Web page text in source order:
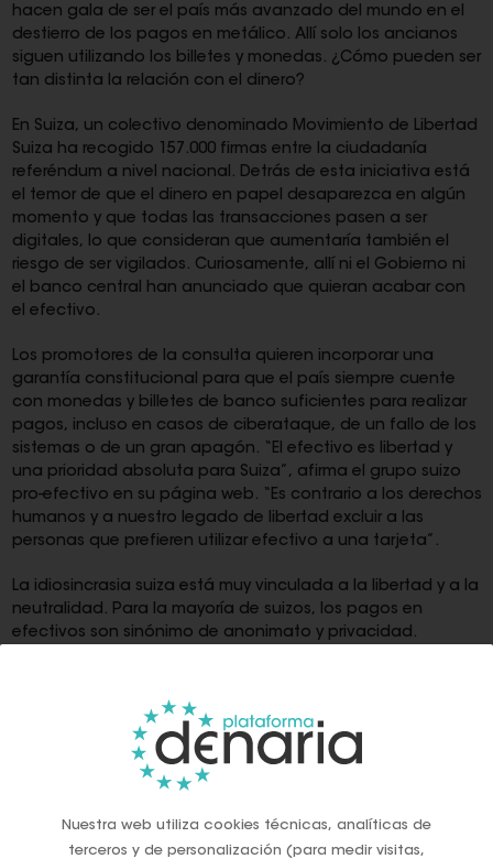
hacen gala de ser el país más avanzado del mundo en el
destierro de los pagos en metálico. Allí solo los ancianos
siguen utilizando los billetes y monedas. ¿Cómo pueden ser
tan distinta la relación con el dinero?
En Suiza, un colectivo denominado Movimiento de Libertad
Suiza ha recogido 157.000 firmas entre la ciudadanía
referéndum a nivel nacional. Detrás de esta iniciativa está
el temor de que el dinero en papel desaparezca en algún
momento y que todas las transacciones pasen a ser
digitales, lo que consideran que aumentaría también el
riesgo de ser vigilados. Curiosamente, allí ni el Gobierno ni
el banco central han anunciado que quieran acabar con
el efectivo.
Los promotores de la consulta quieren incorporar una
garantía constitucional para que el país siempre cuente
con monedas y billetes de banco suficientes para realizar
pagos, incluso en casos de ciberataque, de un fallo de los
sistemas o de un gran apagón. “El efectivo es libertad y
una prioridad absoluta para Suiza”, afirma el grupo suizo
pro-efectivo en su página web. “Es contrario a los derechos
humanos y a nuestro legado de libertad excluir a las
personas que prefieren utilizar efectivo a una tarjeta”.
La idiosincrasia suiza está muy vinculada a la libertad y a la
neutralidad. Para la mayoría de suizos, los pagos en
efectivos son sinónimo de anonimato y privacidad.
tecnológicos (Google o Apple Pay), siempre quedan
rastros de las transacciones.
Desde el portal Moneyland explican que: “a medida que ha
avanzado la digitalización, también lo han hecho la
ciberdelincuencia y el fraude online. Las cuentas en
bancos suizos y las tarjetas de crédito son regularmente el
Nuestra web utiliza cookies técnicas, analíticas de
terceros y de personalización (para medir visitas,